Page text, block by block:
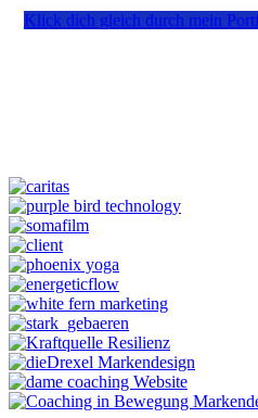
Klick dich gleich durch mein